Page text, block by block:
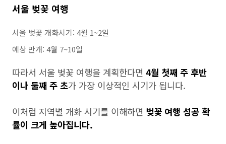
서울 벚꽃 여행
서울 벚꽃 개화시기: 4월 1~2일
예상 만개: 4월 7~10일
따라서 서울 벚꽃 여행을 계획한다면 4월 첫째 주 후반
이나 둘째 주 초가 가장 이상적인 시기가 됩니다.
이처럼 지역별 개화 시기를 이해하면 벚꽃 여행 성공 확
률이 크게 높아집니다.